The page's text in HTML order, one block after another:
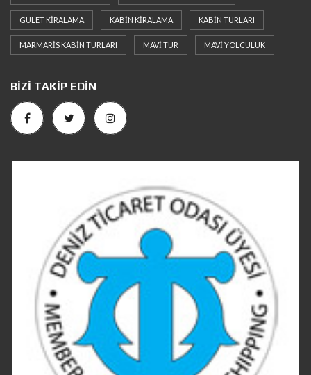
GULET KIRALAMA KABIN KIRALAMA KABIN TURLARI
MARMARIS KABIN TURLARI MAVI TUR MAVI YOLCULUK
BIZI TAKIP EDIN